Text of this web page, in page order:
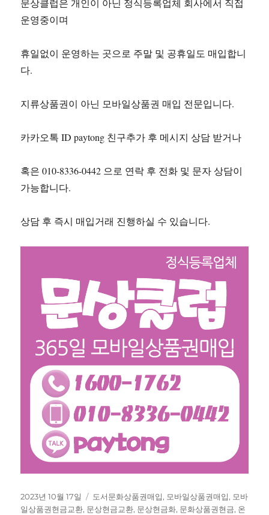
문상클럽은 개인이 아닌 정식등록업체 회사에서 직접
운영중이며
휴일없이 운영하는 곳으로 주말 및 공휴일도 매입합니
다.
지류상품권이 아닌 모바일상품권 매입 전문입니다.
카카오톡 ID paytong 친구추가 후 메시지 상담 받거나
혹은 010-8336-0442 으로 연락 후 전화 및 문자 상담이
가능합니다.
상담 후 즉시 매입거래 진행하실 수 있습니다.
작
성
2023년 10월 17일
태
그
도서문화상품권매입, 모바일상품권매입, 모바
일상품권현금교환, 문상현금교환, 문상현금화, 문화상품권현금, 온